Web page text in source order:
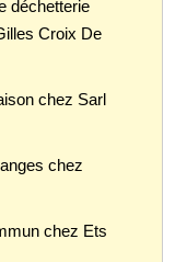
déchetterie
Croix De
chez Sarl
chez
chez Ets